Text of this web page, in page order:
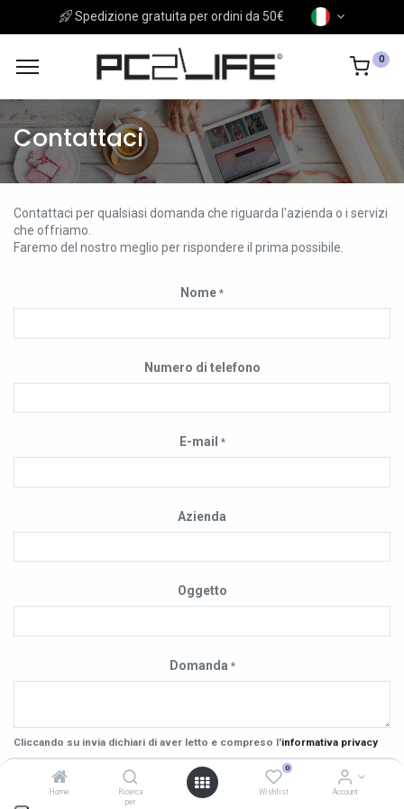
Home
Ricerca
per
0
Wishlist Account
Spedizione gratuita per ordini da 50€
0
Contattaci
Contattaci per qualsiasi domanda che riguarda l'azienda o i servizi
che offriamo.
Faremo del nostro meglio per rispondere il prima possibile.
Nome *
Numero di telefono
E-mail *
Azienda
Oggetto
Domanda *
Cliccando su invia dichiari di aver letto e compreso l'informativa privacy
Invia